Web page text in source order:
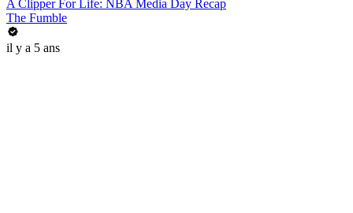
A Clipper For Life: NBA Media Day Recap
The Fumble
il y a 5 ans